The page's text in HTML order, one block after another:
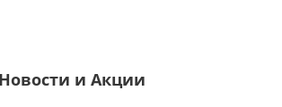
Новости и Акции